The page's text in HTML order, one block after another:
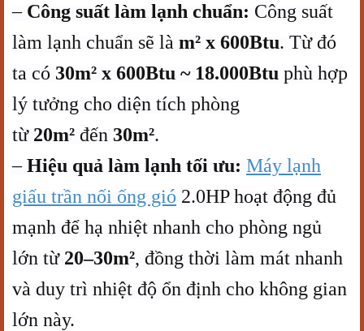
– Công suất làm lạnh chuẩn: Công suất
làm lạnh chuẩn sẽ là m² x 600Btu. Từ đó
ta có 30m² x 600Btu ~ 18.000Btu phù hợp
lý tưởng cho diện tích phòng
từ 20m² đến 30m².
–Hiệu quả làm lạnh tối ưu: Máy lạnh
giấu trần nối ống gió 2.0HP hoạt động đủ
mạnh để hạ nhiệt nhanh cho phòng ngủ
lớn từ 20–30m², đồng thời làm mát nhanh
và duy trì nhiệt độ ổn định cho không gian
lớn này.